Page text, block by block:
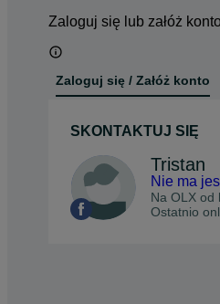
Zaloguj się lub załóż
Zaloguj się / Załóż konto
SKONTAKTUJ SIĘ
Tristan
Nie ma
Na OLX od
Ostatnio